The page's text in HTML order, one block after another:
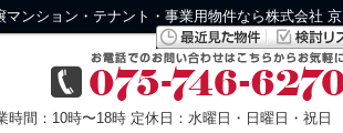
ンション・テナント・事業用物件なら株式会社 京
時間：10時〜18時 定休日：水曜日・日曜日・祝日